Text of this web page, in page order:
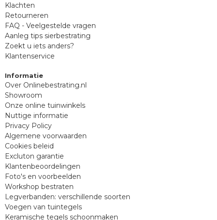
Klachten
Retourneren
FAQ - Veelgestelde vragen
Aanleg tips sierbestrating
Zoekt u iets anders?
Klantenservice
Informatie
Over Onlinebestrating.nl
Showroom
Onze online tuinwinkels
Nuttige informatie
Privacy Policy
Algemene voorwaarden
Cookies beleid
Excluton garantie
Klantenbeoordelingen
Foto's en voorbeelden
Workshop bestraten
Legverbanden: verschillende soorten
Voegen van tuintegels
Keramische tegels schoonmaken